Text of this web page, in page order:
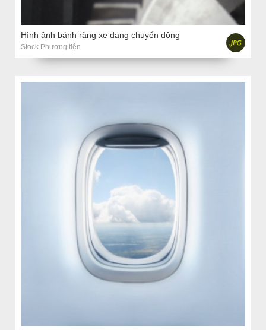
Hình ảnh bánh răng xe đang chuyển động
Stock Phương tiện